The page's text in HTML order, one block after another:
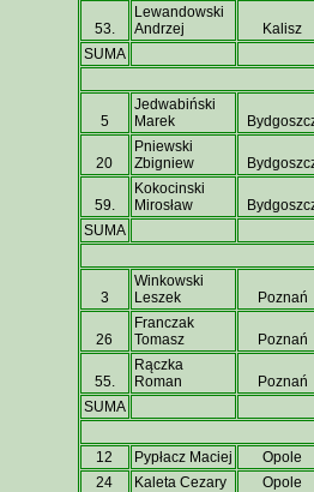
53.
Lewandowski
Andrzej
Kalisz
SUMA
5
Jedwabiński
Marek
20
Pniewski
Zbigniew
59.
Kokocinski
Mirosław
SUMA
3
Winkowski
Leszek
Poznań
26
Franczak
Tomasz
Poznań
55.
Rączka
Roman
Poznań
SUMA
12 Pypłacz Maciej
Opole
24
Kaleta Cezary Opole